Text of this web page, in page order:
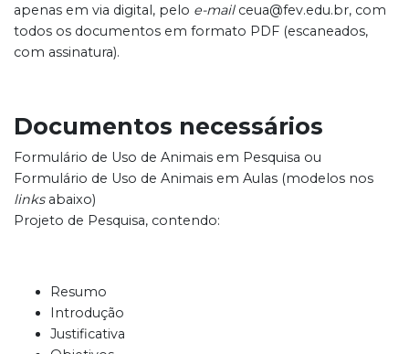
apenas em via digital, pelo e-mail ceua@fev.edu.br, com
todos os documentos em formato PDF (escaneados,
com assinatura).
Documentos necessários
Formulário de Uso de Animais em Pesquisa ou
Formulário de Uso de Animais em Aulas (modelos nos
linksabaixo)
Projeto de Pesquisa, contendo:
Resumo
Introdução
Justificativa